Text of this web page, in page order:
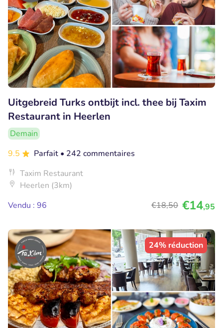
Uitgebreid Turks ontbijt incl. thee bij Taxim
Restaurant in Heerlen
Demain
9.5
Parfait • 242 commentaires
Taxim Restaurant
Heerlen (3km)
Vendu : 96
€18,50 €14,95
24% réduction